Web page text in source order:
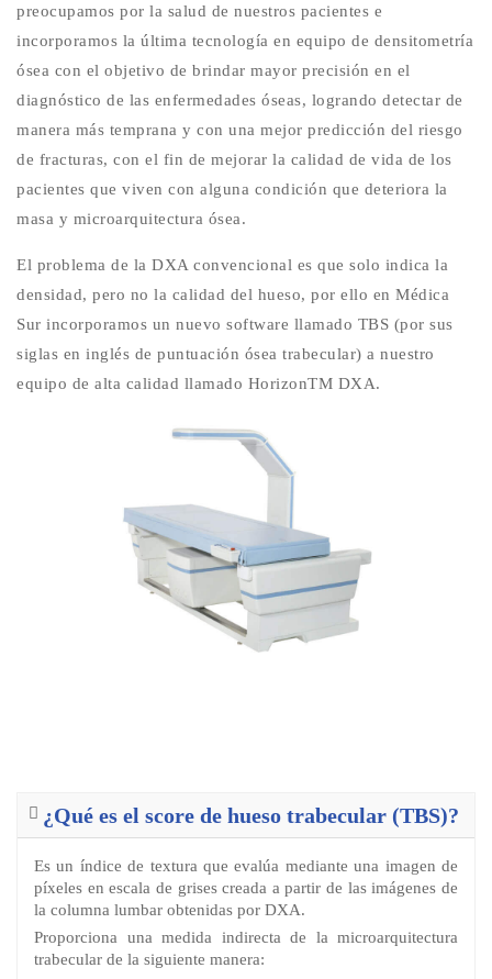
preocupamos por la salud de nuestros pacientes e
incorporamos la última tecnología en equipo de densitometría
ósea con el objetivo de brindar mayor precisión en el
diagnóstico de las enfermedades óseas, logrando detectar de
manera más temprana y con una mejor predicción del riesgo
de fracturas, con el fin de mejorar la calidad de vida de los
pacientes que viven con alguna condición que deteriora la
masa y microarquitectura ósea.
El problema de la DXA convencional es que solo indica la
densidad, pero no la calidad del hueso, por ello en Médica
Sur incorporamos un nuevo software llamado TBS (por sus
siglas en inglés de puntuación ósea trabecular) a nuestro
equipo de alta calidad llamado HorizonTM DXA.
¿Qué es el score de hueso trabecular (TBS)?
Es un índice de textura que evalúa mediante una imagen de
píxeles en escala de grises creada a partir de las imágenes de
la columna lumbar obtenidas por DXA.
Proporciona una medida indirecta de la microarquitectura
trabecular de la siguiente manera: